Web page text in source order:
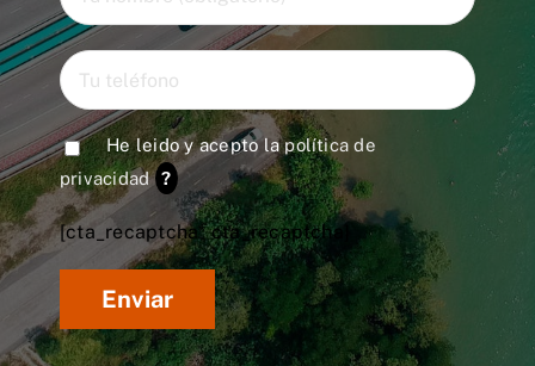
He leido y acepto lapolítica de
privacidad ?
[cta_recaptcha* cta_recaptcha]